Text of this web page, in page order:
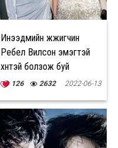
Инээдмийн жүжигчин
Ребел Вилсон эмэгтэй
хүнтэй болзож буй
талаараа бичжээ
126 2632 2022-06-13